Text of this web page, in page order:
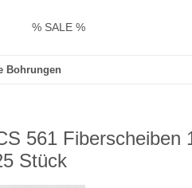
% SALE %
Bohrungen
561 Fiberscheiben
Stück